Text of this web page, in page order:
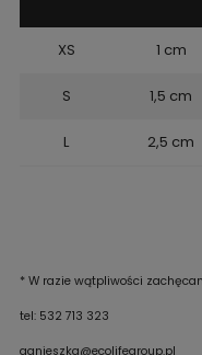
XS 1 cm
S 1,5 cm
L 2,5 cm
* W razie wątpliwości
tel: 532 713 323
agnieszka@ecolifegroup.pl